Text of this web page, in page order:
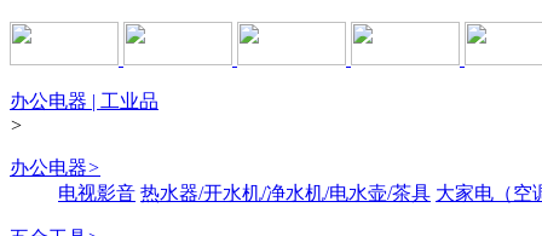
办公电器 | 工业品
>
办公电器>
电视影音 热水器/开水机/净水机/电水壶/茶具 大家电（空